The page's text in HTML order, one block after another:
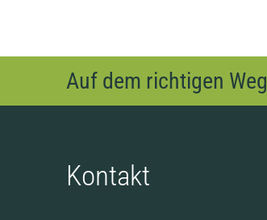
Auf dem richtigen
Kontakt